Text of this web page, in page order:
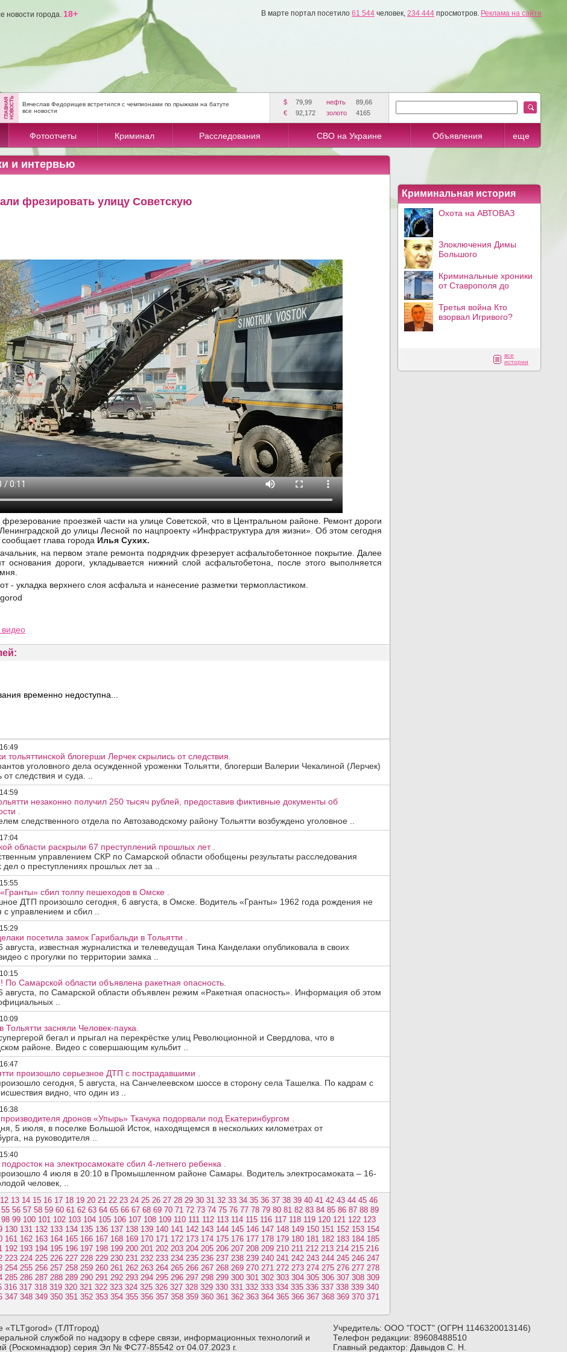
новости города. 18+ В марте портал посетило 61 544 человек, 234 444 просмотров. Реклама на сайте
Вячеслав Федорищев встретился с чемпионами по прыжкам на батуте
все новости
$ 79,99 нефть
89,66
€
92,172 золото 4165
Фотоотчеты Криминал Расследования СВО на Украине Объявления еще
и интервью
фрезировать улицу Советскую
фрезерование проезжей части на улице Советской, что в Центральном районе. Ремонт дороги
до улицы Лесной по нацпроекту «Инфраструктура для жизни». Об этом сегодня
глава города Илья Сухих.
на первом этапе ремонта подрядчик фрезерует асфальтобетонное покрытие. Далее
основания дороги, укладывается нижний слой асфальтобетона, после этого выполняется
- укладка верхнего слоя асфальта и нанесение разметки термопластиком.
видео
временно недоступна...
тольяттинской блогерши Лерчек скрылись от следствия.
уголовного дела осужденной уроженки Тольятти, блогерши Валерии Чекалиной (Лерчек)
от следствия и суда. ..
незаконно получил 250 тысяч рублей, предоставив фиктивные документы об
.
следственного отдела по Автозаводскому району Тольятти возбуждено уголовное ..
области раскрыли 67 преступлений прошлых лет .
управлением СКР по Самарской области обобщены результаты расследования
дел о преступлениях прошлых лет за ..
сбил толпу пешеходов в Омске .
ДТП произошло сегодня, 6 августа, в Омске. Водитель «Гранты» 1962 года рождения не
с управлением и сбил ..
посетила замок Гарибальди в Тольятти .
августа, известная журналистка и телеведущая Тина Канделаки опубликовала в своих
с прогулки по территории замка ..
По Самарской области объявлена ракетная опасность.
августа, по Самарской области объявлен режим «Ракетная опасность». Информация об этом
..
Тольятти засняли Человек-паука.
бегал и прыгал на перекрёстке улиц Революционной и Свердлова, что в
районе. Видео с совершающим кульбит ..
произошло серьезное ДТП с пострадавшими .
сегодня, 5 августа, на Санчелеевском шоссе в сторону села Ташелка. По кадрам с
видно, что один из ..
дронов «Упырь» Ткачука подорвали под Екатеринбургом .
5 июля, в поселке Большой Исток, находящемся в нескольких километрах от
на руководителя ..
на электросамокате сбил 4-летнего ребенка .
4 июля в 20:10 в Промышленном районе Самары. Водитель электросамоката – 16-
человек, ..
12 13 14 15 16 17 18 19 20 21 22 23 24 25 26 27 28 29 30 31 32 33 34 35 36 37 38 39 40 41 42 43 44 45 46
55 56 57 58 59 60 61 62 63 64 65 66 67 68 69 70 71 72 73 74 75 76 77 78 79 80 81 82 83 84 85 86 87 88 89
98 99 100 101 102 103 104 105 106 107 108 109 110 111 112 113 114 115 116 117 118 119 120 121 122 123
130 131 132 133 134 135 136 137 138 139 140 141 142 143 144 145 146 147 148 149 150 151 152 153 154
161 162 163 164 165 166 167 168 169 170 171 172 173 174 175 176 177 178 179 180 181 182 183 184 185
192 193 194 195 196 197 198 199 200 201 202 203 204 205 206 207 208 209 210 211 212 213 214 215 216
223 224 225 226 227 228 229 230 231 232 233 234 235 236 237 238 239 240 241 242 243 244 245 246 247
254 255 256 257 258 259 260 261 262 263 264 265 266 267 268 269 270 271 272 273 274 275 276 277 278
285 286 287 288 289 290 291 292 293 294 295 296 297 298 299 300 301 302 303 304 305 306 307 308 309
316 317 318 319 320 321 322 323 324 325 326 327 328 329 330 331 332 333 334 335 336 337 338 339 340
347 348 349 350 351 352 353 354 355 356 357 358 359 360 361 362 363 364 365 366 367 368 369 370 371
Криминальная история
Охота на АВТОВАЗ
Злоключения Димы
Большого
Криминальные хроники
от Ставрополя до
Третья война Кто
взорвал Игривого?
все
истории
(ТЛТгород)
службой по надзору в сфере связи, информационных технологий и
(Роскомнадзор) серия Эл № ФС77-85542 от 04.07.2023 г.
Учредитель: ООО "ГОСТ" (ОГРН 1146320013146)
Телефон редакции: 89608488510
Главный редактор: Давыдов С. Н.